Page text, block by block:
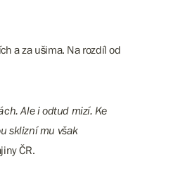
a za ušima. Na rozdíl od
Ale i odtud mizí. Ke
sklizní mu však
ČR.